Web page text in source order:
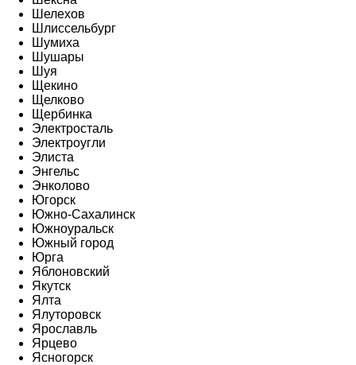
Шелехов
Шлиссельбург
Шумиха
Шушары
Шуя
Щекино
Щелково
Щербинка
Электросталь
Электроугли
Элиста
Энгельс
Энколово
Югорск
Южно-Сахалинск
Южноуральск
Южный город
Юрга
Яблоновский
Якутск
Ялта
Ялуторовск
Ярославль
Ярцево
Ясногорск